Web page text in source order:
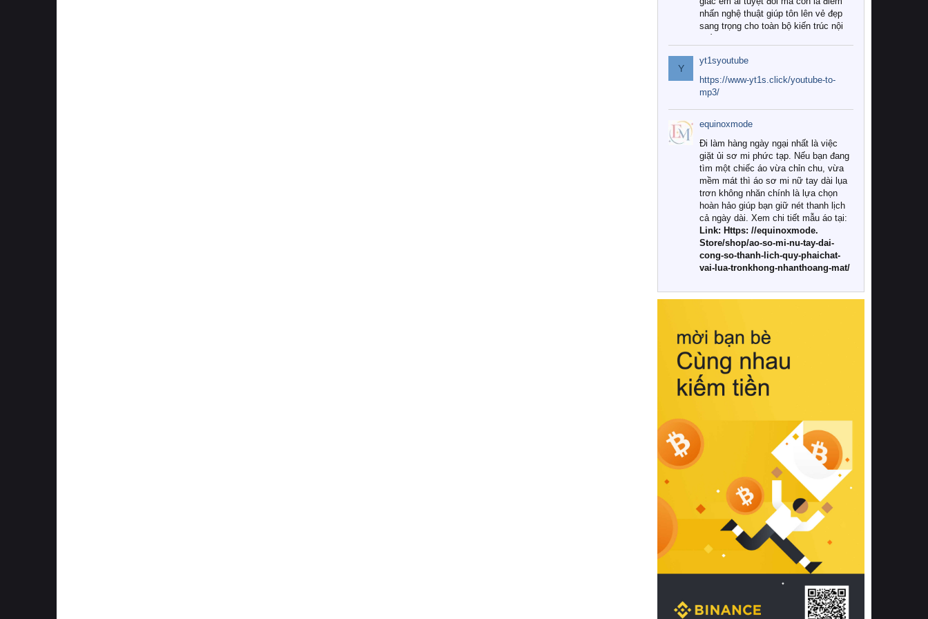
nhấn nghệ thuật giúp tôn lên vẻ đẹp
sang trọng cho toàn bộ kiến trúc nội
Tuy nhiên, giữa thị trường đa dạng
với vô vàn thương hiệu và mẫu mã
như hiện nay, làm thế nào để chọn
được những bộ chăn ga gối đệm cao
cấp thực sự chất lượng, phù hợp với
khí hậu và nhu cầu sử dụng của gia
đình? Hãy cùng chúng tôi đi tìm lời
giải đáp chi tiết qua bài viết dưới đây.
1. Tại sao các gia đình hiện đại lại ưa
chuộng chăn ga gối đệm cao cấp?
Khác với các dòng sản phẩm thông
thường, những bộ chăn ga gối đệm
cao cấp trải qua quy trình sản xuất
nghiêm ngặt từ khâu chọn lọc nguyên
liệu tự nhiên đến công nghệ dệt
nhuộm hiện đại không chứa hóa chất
này, bạn sẽ cảm nhận rõ rệt sự khác
hồi chuẩn xác của phần đệm nâng đỡ
cột sống.
Bên cạnh đó, việc lựa chọn các dòng
sản phẩm đạt chuẩn chất lượng quốc
tế còn giúp ngăn ngừa tình trạng kích
khuẩn và nấm mốc trong điều kiện
thời tiết nóng ẩm. Bạn có thể tìm hiểu
thêm các nghiên cứu khoa học về tác
động của giấc ngủ và môi trường
phòng ngủ đối với sức khỏe con
người tại Sleep Foundation (External
Link) để có cái nhìn toàn diện hơn.
2. Các tiêu chí vàng khi lựa chọn
chăn ga gối đệm cao cấp cho phòng
ngủ
Để sở hữu một bộ chăn ga gối đệm
cao cấp hoàn hảo cả về thẩm mỹ lẫn
công năng, người tiêu dùng cần cân
nhắc kỹ lưỡng các tiêu chí quan trọng
Y
yt1syoutube
https://www-yt1s.click/youtube-to-
mp3/
equinoxmode
Đi làm hàng ngày ngại nhất là việc
giặt ủi sơ mi phức tạp. Nếu bạn đang
tìm một chiếc áo vừa chỉn chu, vừa
mềm mát thì áo sơ mi nữ tay dài lụa
trơn không nhăn chính là lựa chọn
hoàn hảo giúp bạn giữ nét thanh lịch
cả ngày dài. Xem chi tiết mẫu áo tại:
Link: Https: //equinoxmode.
Store/shop/ao-so-mi-nu-tay-dai-
cong-so-thanh-lich-quy-phaichat-
vai-lua-tronkhong-nhanthoang-mat/